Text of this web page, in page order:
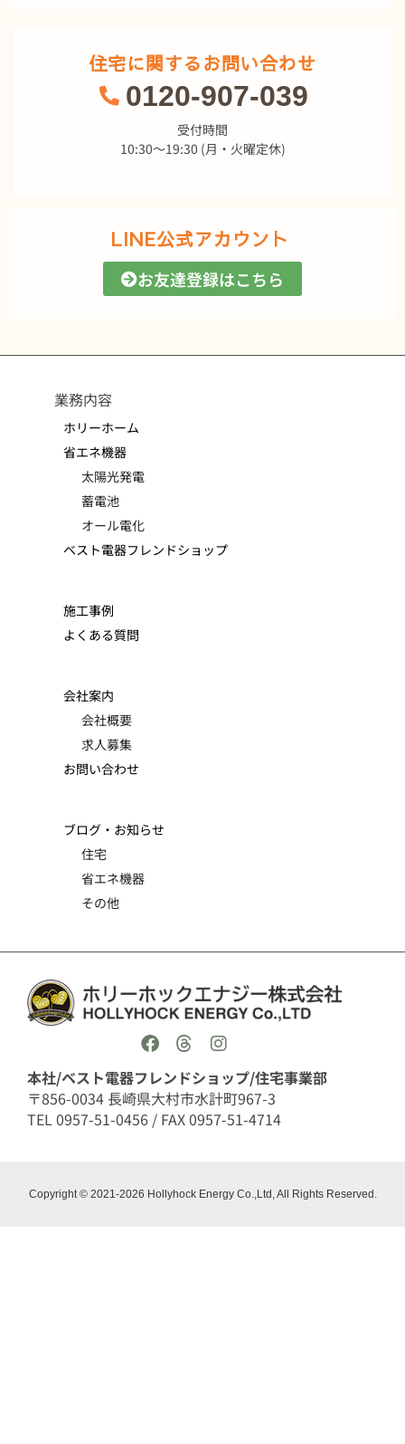
住宅に関するお問い合わせ
0120-907-039
受付時間
10:30～19:30 (月・火曜定休)
LINE公式アカウント
お友達登録はこちら
業務内容
ホリーホーム
省エネ機器
太陽光発電
蓄電池
オール電化
ベスト電器フレンドショップ
施工事例
よくある質問
会社案内
会社概要
求人募集
お問い合わせ
ブログ・お知らせ
住宅
省エネ機器
その他
本社/ベスト電器フレンドショップ/住宅事業部
〒856-0034 長崎県大村市水計町967-3
TEL 0957-51-0456 / FAX 0957-51-4714
Copyright © 2021-2026 Hollyhock Energy Co.,Ltd, All Rights Reserved.